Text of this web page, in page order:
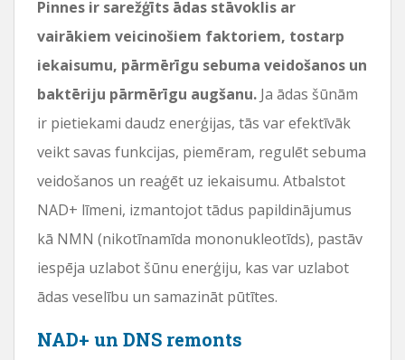
Pinnes ir sarežģīts ādas stāvoklis ar
vairākiem veicinošiem faktoriem, tostarp
iekaisumu, pārmērīgu sebuma veidošanos un
baktēriju pārmērīgu augšanu. Ja ādas šūnām
ir pietiekami daudz enerģijas, tās var efektīvāk
veikt savas funkcijas, piemēram, regulēt sebuma
veidošanos un reaģēt uz iekaisumu. Atbalstot
NAD+ līmeni, izmantojot tādus papildinājumus
kā NMN (nikotīnamīda mononukleotīds), pastāv
iespēja uzlabot šūnu enerģiju, kas var uzlabot
ādas veselību un samazināt pūtītes.
NAD+ un DNS remonts